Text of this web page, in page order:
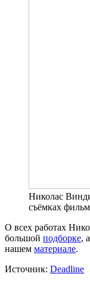
Николас
съёмках
О всех работах
большой подборке,
нашем материале.
Источник: Deadline